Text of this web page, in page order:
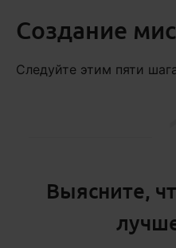
Создание
Следуйте этим пяти
Выясните,